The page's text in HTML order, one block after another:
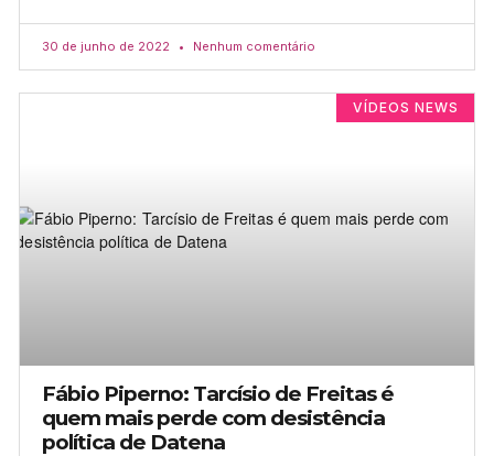
30 de junho de 2022 Nenhum comentário
VÍDEOS NEWS
Fábio Piperno: Tarcísio de Freitas é
quem mais perde com desistência
política de Datena